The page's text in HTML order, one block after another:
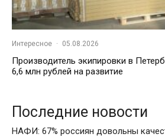
Интересное · 05.08.2026
Производитель экипировки в
6,6 млн рублей на развитие
Последние новости
НАФИ: 67% россиян довольны